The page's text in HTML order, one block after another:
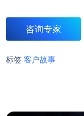
咨询专家
标签 客户故事